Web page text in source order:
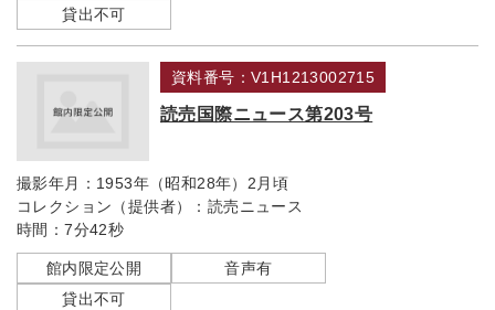
貸出不可
資料番号：V1H1213002715
読売国際ニュース第203号
撮影年月： 1953年（昭和28年）2月頃
コレクション（提供者）： 読売ニュース
時間：7分42秒
館内限定公開
音声有
貸出不可